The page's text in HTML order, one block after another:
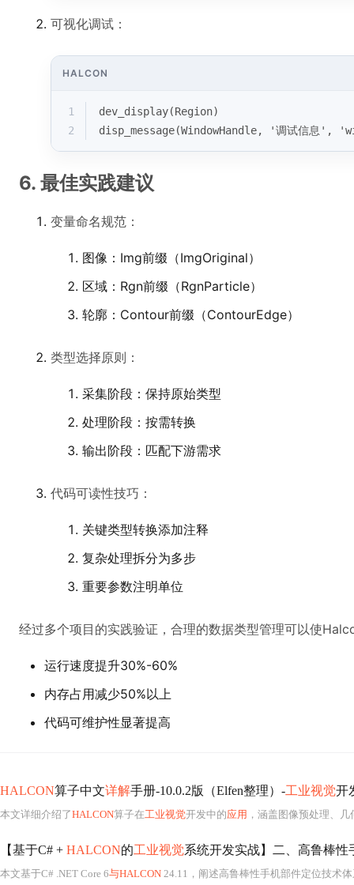
可视化调试：
HALCON
1
dev_display(Region)
2
disp_message(WindowHandle, '调试信
6. 最佳实践建议
变量命名规范：
图像：Img前缀（ImgOriginal）
区域：Rgn前缀（RgnParticle）
轮廓：Contour前缀（ContourEdge）
类型选择原则：
采集阶段：保持原始类型
处理阶段：按需转换
输出阶段：匹配下游需求
代码可读性技巧：
关键类型转换添加注释
复杂处理拆分为多步
重要参数注明单位
经过多个项目的实践验证，合理的数据类型管理可以使
运行速度提升30%-60%
内存占用减少50%以上
代码可维护性显著提高
HALCON算子中文详解手册-10.0.2版（Elfen整理）-工业视觉开
本文详细介绍了HALCON算子在工业视觉开发中的应用 ，涵盖图像预处理、几何变换、形状
【基于C# + HALCON的工业视觉系统开发实战】二、高鲁棒性
本文基于C# .NET Core 6与HALCON 24.11，阐述高鲁棒性手机部件定位技术体系。解析形状模板创建参数、抗干扰预处理策略及C#多线程架